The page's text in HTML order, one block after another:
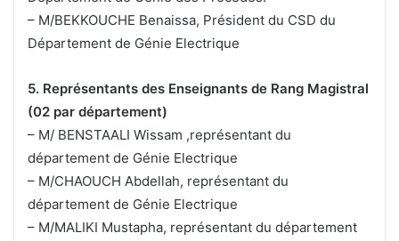
– M/BEKKOUCHE Benaissa, Président du CSD du
Département de Génie Electrique
5. Représentants des Enseignants de Rang Magistral
(02 par département)
– M/ BENSTAALI Wissam ,représentant du
département de Génie Electrique
– M/CHAOUCH Abdellah, représentant du
département de Génie Electrique
– M/MALIKI Mustapha, représentant du département